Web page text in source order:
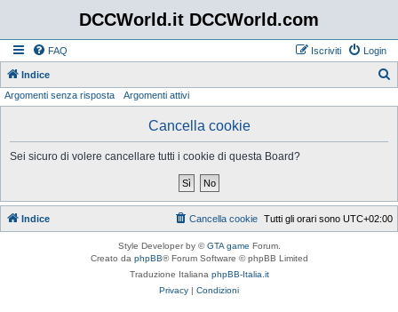
DCCWorld.it DCCWorld.com
FAQ Login
Iscriviti
Indice
Argomenti senza risposta Argomenti attivi
Cancella cookie
Sei sicuro di volere cancellare tutti i cookie di questa Board?
Indice Tutti gli orari sono UTC+02:00
Cancella cookie
Style Developer by ©GTA game Forum.
Creato da phpBB® Forum Software © phpBB Limited
Traduzione Italiana phpBB-Italia.it
Privacy | Condizioni